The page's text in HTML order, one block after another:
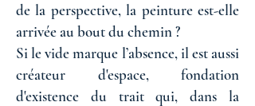
de la perspective, la peinture est-elle
arrivée au bout du chemin ?
Si le vide marque l’absence, il est aussi
créateur d'espace, fondation
d'existence du trait qui, dans la